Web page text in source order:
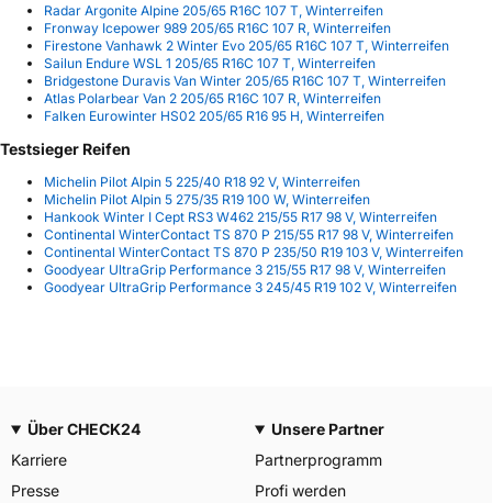
Radar Argonite Alpine 205/65 R16C 107 T, Winterreifen
Fronway Icepower 989 205/65 R16C 107 R, Winterreifen
Firestone Vanhawk 2 Winter Evo 205/65 R16C 107 T, Winterreifen
Sailun Endure WSL 1 205/65 R16C 107 T, Winterreifen
Bridgestone Duravis Van Winter 205/65 R16C 107 T, Winterreifen
Atlas Polarbear Van 2 205/65 R16C 107 R, Winterreifen
Falken Eurowinter HS02 205/65 R16 95 H, Winterreifen
Testsieger Reifen
Michelin Pilot Alpin 5 225/40 R18 92 V, Winterreifen
Michelin Pilot Alpin 5 275/35 R19 100 W, Winterreifen
Hankook Winter I Cept RS3 W462 215/55 R17 98 V, Winterreifen
Continental WinterContact TS 870 P 215/55 R17 98 V, Winterreifen
Continental WinterContact TS 870 P 235/50 R19 103 V, Winterreifen
Goodyear UltraGrip Performance 3 215/55 R17 98 V, Winterreifen
Goodyear UltraGrip Performance 3 245/45 R19 102 V, Winterreifen
Über CHECK24
Karriere
Presse
Unsere Partner
Partnerprogramm
Profi werden